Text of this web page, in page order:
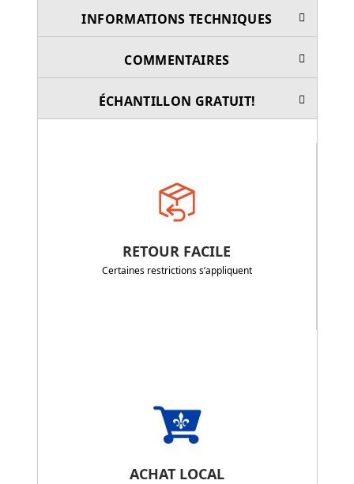
INFORMATIONS TECHNIQUES
COMMENTAIRES
ÉCHANTILLON GRATUIT!
RETOUR FACILE
Certaines restrictions s’appliquent
ACHAT LOCAL